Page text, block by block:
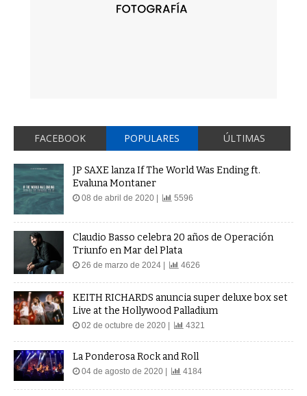
FACEBOOK POPULARES ÚLTIMAS
JP SAXE lanza If The World Was Ending ft.
Evaluna Montaner
08 de abril de 2020 | 5596
Claudio Basso celebra 20 años de Operación
Triunfo en Mar del Plata
26 de marzo de 2024 | 4626
KEITH RICHARDS anuncia super deluxe box set
Live at the Hollywood Palladium
02 de octubre de 2020 | 4321
La Ponderosa Rock and Roll
04 de agosto de 2020 | 4184